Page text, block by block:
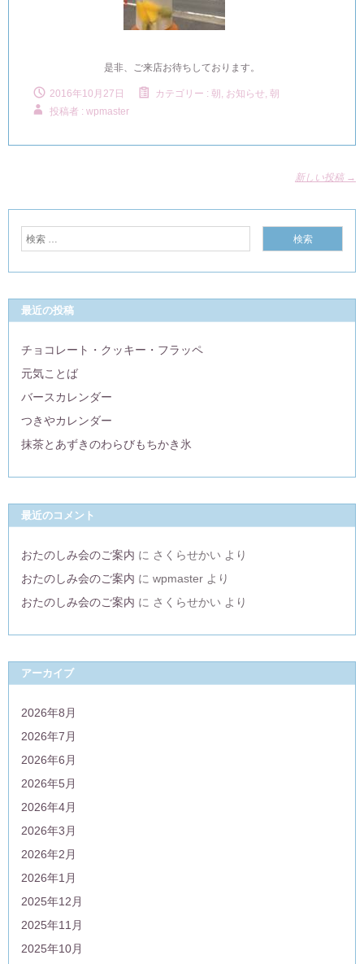
是非、ご来店お待ちしております。
2016年10月27日 カテゴリー : 朝, お知らせ 朝
投稿者 : wpmaster
新しい投稿 →
最近の投稿
チョコレート・クッキー・フラッペ
元気ことば
バースカレンダー
つきやカレンダー
抹茶とあずきのわらびもちかき氷
最近のコメント
おたのしみ会のご案内 に さくらせかい より
おたのしみ会のご案内 に wpmaster より
おたのしみ会のご案内 に さくらせかい より
アーカイブ
2026年8月
2026年7月
2026年6月
2026年5月
2026年4月
2026年3月
2026年2月
2026年1月
2025年12月
2025年11月
2025年10月